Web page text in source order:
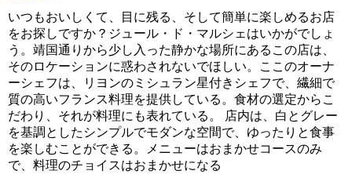
いつもおいしくて、目に残る、そして簡単に楽しめるお店
をお探しですか？ジュール・ド・マルシェはいかがでしょ
う。靖国通りから少し入った静かな場所にあるこの店は、
そのロケーションに惑わされないでほしい。ここのオーナ
ーシェフは、リヨンのミシュラン星付きシェフで、繊細で
質の高いフランス料理を提供している。食材の選定からこ
だわり、それが料理にも表れている。 店内は、白とグレー
を基調としたシンプルでモダンな空間で、ゆったりと食事
を楽しむことができる。メニューはおまかせコースのみ
で、料理のチョイスはおまかせになる